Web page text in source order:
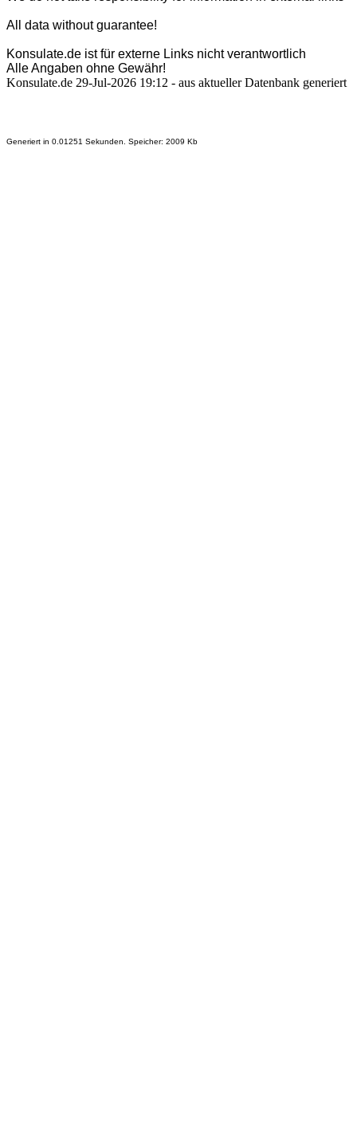
All data without guarantee!
Konsulate.de ist für externe Links nicht verantwortlich
Alle Angaben ohne Gewähr!
Konsulate.de 29-Jul-2026 19:12 - aus aktueller Datenbank generiert
Generiert in 0.01251 Sekunden. Speicher: 2009 Kb